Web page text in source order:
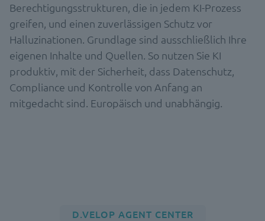
Berechtigungsstrukturen, die in jedem KI-Prozess
greifen, und einen zuverlässigen Schutz vor
Halluzinationen. Grundlage sind ausschließlich Ihre
eigenen Inhalte und Quellen. So nutzen Sie KI
produktiv, mit der Sicherheit, dass Datenschutz,
Compliance und Kontrolle von Anfang an
mitgedacht sind. Europäisch und unabhängig.
D.VELOP AGENT CENTER